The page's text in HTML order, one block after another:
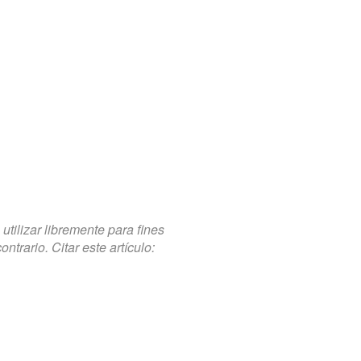
libremente para fines
Citar este artículo: